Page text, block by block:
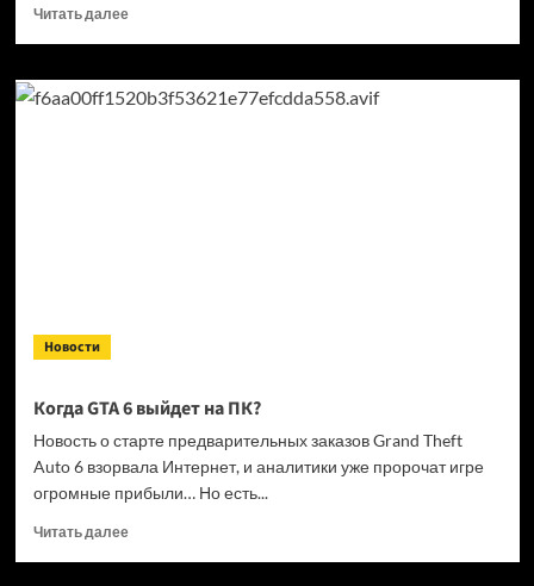
Читать далееПрочитать
Кандидат
в президенты
Новости
Когда GTA 6 выйдет на ПК?
Новость о старте предварительных заказов Grand Theft
Auto 6 взорвала Интернет, и аналитики уже пророчат игре
огромные прибыли… Но есть...
Читать далееПрочитать